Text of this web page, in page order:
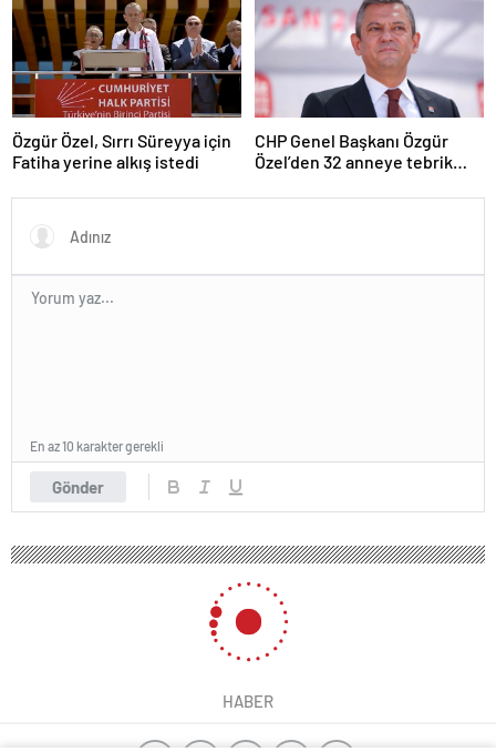
Özgür Özel, Sırrı Süreyya için
Fatiha yerine alkış istedi
CHP Genel Başkanı Özgür
Özel’den 32 anneye tebrik
Gönder
En az 10 karakter gerekli
HABER